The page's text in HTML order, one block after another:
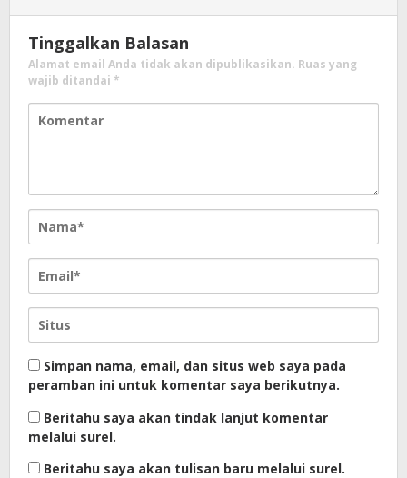
Tinggalkan Balasan
Alamat email Anda tidak akan dipublikasikan. Ruas yang
wajib ditandai *
Simpan nama, email, dan situs web saya pada
peramban ini untuk komentar saya berikutnya.
Beritahu saya akan tindak lanjut komentar
melalui surel.
Beritahu saya akan tulisan baru melalui surel.